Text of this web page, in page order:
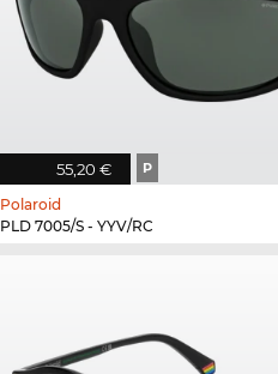
55,20 € P
Polaroid
PLD 7005/S - YYV/RC